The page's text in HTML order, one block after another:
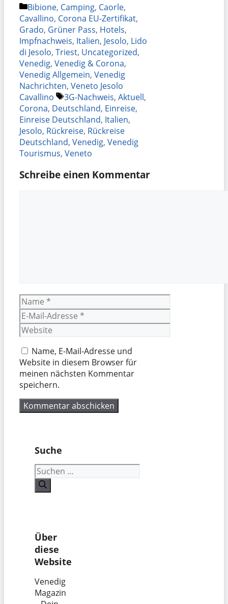
Kategorien
Bibione, Camping, Caorle,
Cavallino, Corona EU-Zertifikat,
Grado, Grüner Pass, Hotels,
Impfnachweis, Italien, Jesolo, Lido
di Jesolo, Triest, Uncategorized,
Venedig, Venedig & Corona,
Venedig Allgemein, Venedig
Nachrichten, Veneto Jesolo
Cavallino
Schlagwörter
3G-Nachweis, Aktuell,
Corona, Deutschland, Einreise,
Einreise Deutschland, Italien,
Jesolo, Rückreise, Rückreise
Deutschland, Venedig, Venedig
Tourismus, Veneto
Schreibe einen Kommentar
Name
E-
Mail-
Adresse
Website
Name, E-Mail-Adresse und
Website in diesem Browser für
meinen nächsten Kommentar
speichern.
Suche
Suchen
nach:
Über
diese
Website
Venedig
Magazin